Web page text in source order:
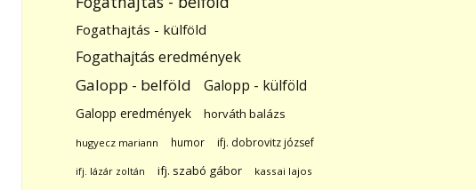
Fogathajtás - külföld
Fogathajtás eredmények
Galopp - belföld Galopp - külföld
Galopp eredmények horváth balázs
hugyecz mariann humor ifj. dobrovitz józsef
ifj. lázár zoltán ifj. szabó gábor kassai lajos